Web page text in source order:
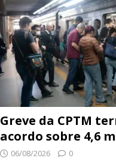
Greve da CPTM
acordo sobre 4,6
06/08/2026 0